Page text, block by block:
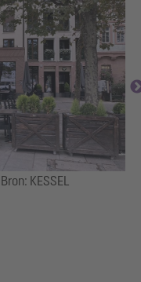
KESSEL